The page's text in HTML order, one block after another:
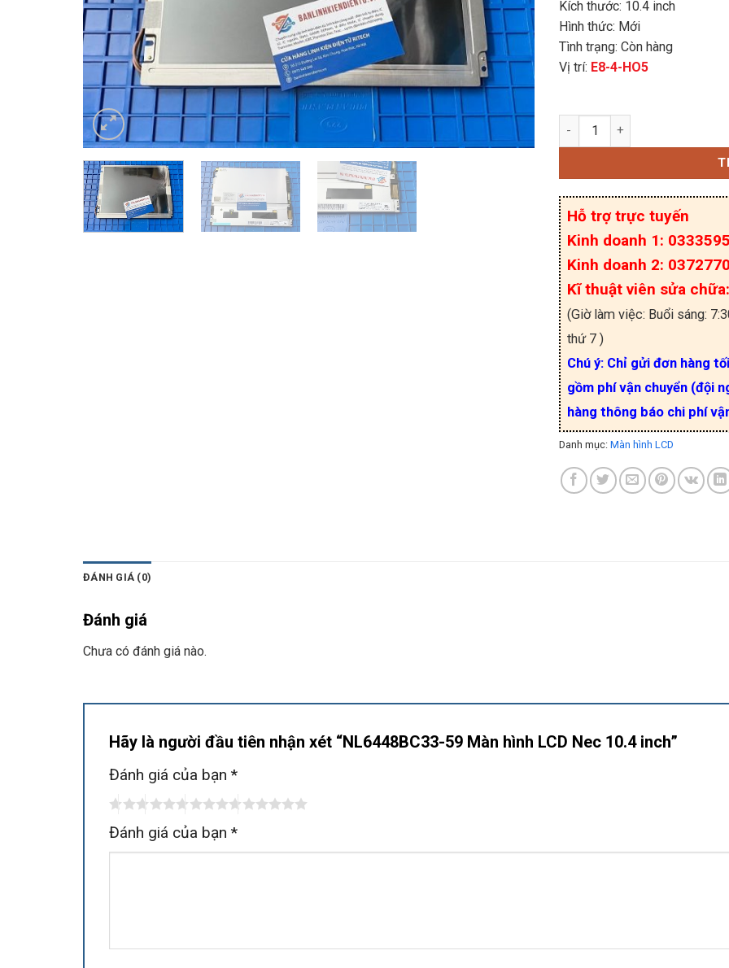
Kích thước: 10.4 inch
Hình thức: Mới
Tình trạng: Còn hàng
Vị trí: E8-4-HO5
NL6448BC33-59 Màn
Hỗ trợ trực tuyến
Kinh doanh 1:
Kinh doanh 2:
Kĩ thuật viên sửa
(Giờ làm việc: Buổi sáng:
thứ 7 )
Chú ý: Chỉ gửi đơn hàng
gồm phí vận chuyển (đội
hàng thông báo chi phí
Danh mục: Màn hình LCD
ĐÁNH GIÁ (0)
Đánh giá
Chưa có đánh giá nào.
Hãy là người đầu tiên nhận xét “NL6448BC33-59 Màn hình LCD Nec 10.4 inch”
Đánh giá của bạn *
Đánh giá của bạn *